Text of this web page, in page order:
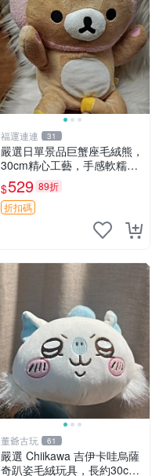
福運連連 31
嚴選日單景品巨蟹座毛絨熊，
30cm精心工藝，手感軟糯推
薦收藏送人 巨蟹座 毛絨玩具
精緻做工
$529 89折
折扣碼
董爺古玩 61
嚴選 Chiikawa 吉伊卡哇烏薩
奇趴姿毛絨玩具，長約30c